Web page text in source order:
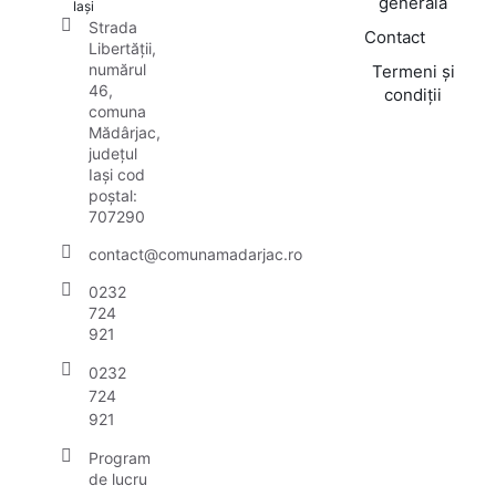
Iași
Strada
Libertății,
numărul
46,
comuna
Mădârjac,
județul
Iași cod
poștal:
707290
contact@comunamadarjac.ro
0232
724
921
0232
724
921
Program
de lucru
Contact
Termeni și
condiții